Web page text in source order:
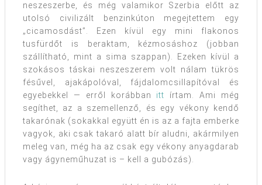
neszeszerbe, és még valamikor Szerbia előtt az
utolsó civilizált benzinkúton megejtettem egy
„cicamosdást”. Ezen kívül egy mini flakonos
tusfürdőt is beraktam, kézmosáshoz (jobban
szállítható, mint a sima szappan). Ezeken kívül a
szokásos táskai neszeszerem volt nálam tükrös
fésűvel, ajakápolóval, fájdalomcsillapítóval és
egyebekkel — erről korábban itt írtam. Ami még
segíthet, az a szemellenző, és egy vékony kendő
takarónak (sokakkal együtt én is az a fajta emberke
vagyok, aki csak takaró alatt bír aludni, akármilyen
meleg van, még ha az csak egy vékony anyagdarab
vagy ágyneműhuzat is – kell a gubózás).